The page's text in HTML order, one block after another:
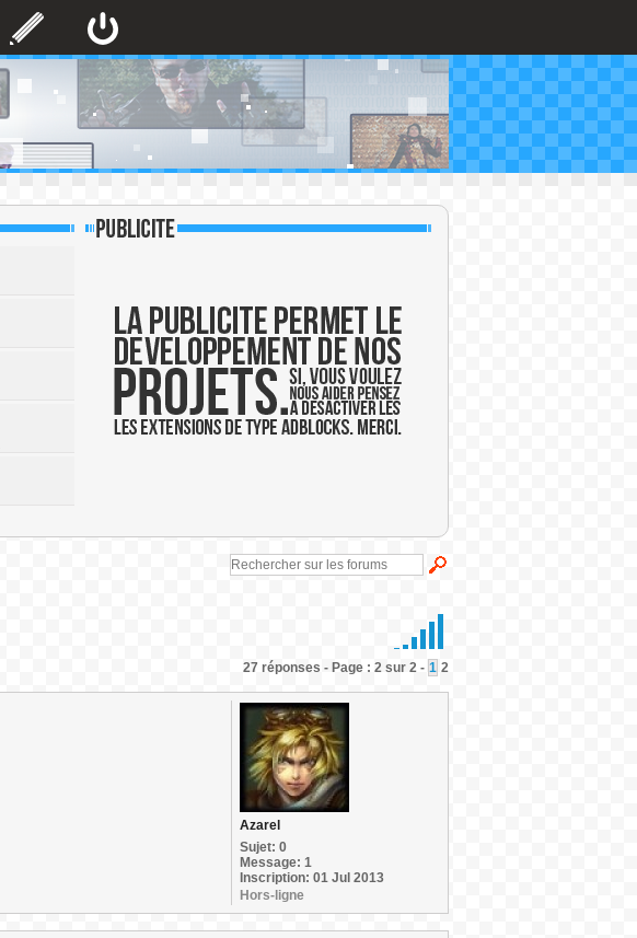
27 réponses - Page : 2 sur 2 - 1 2
Azarel
Sujet: 0
Message: 1
Inscription: 01 Jul 2013
Hors-ligne